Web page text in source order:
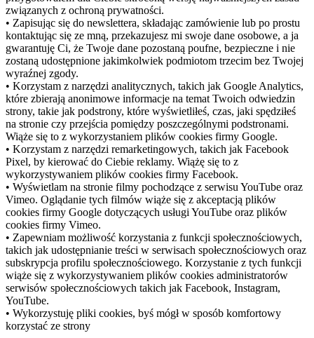
związanych z ochroną prywatności.
• Zapisując się do newslettera, składając zamówienie lub po prostu
kontaktując się ze mną, przekazujesz mi swoje dane osobowe, a ja
gwarantuję Ci, że Twoje dane pozostaną poufne, bezpieczne i nie
zostaną udostępnione jakimkolwiek podmiotom trzecim bez Twojej
wyraźnej zgody.
• Korzystam z narzędzi analitycznych, takich jak Google Analytics,
które zbierają anonimowe informacje na temat Twoich odwiedzin
strony, takie jak podstrony, które wyświetliłeś, czas, jaki spędziłeś
na stronie czy przejścia pomiędzy poszczególnymi podstronami.
Wiąże się to z wykorzystaniem plików cookies firmy Google.
• Korzystam z narzędzi remarketingowych, takich jak Facebook
Pixel, by kierować do Ciebie reklamy. Wiążę się to z
wykorzystywaniem plików cookies firmy Facebook.
• Wyświetlam na stronie filmy pochodzące z serwisu YouTube oraz
Vimeo. Oglądanie tych filmów wiąże się z akceptacją plików
cookies firmy Google dotyczących usługi YouTube oraz plików
cookies firmy Vimeo.
• Zapewniam możliwość korzystania z funkcji społecznościowych,
takich jak udostępnianie treści w serwisach społecznościowych oraz
subskrypcja profilu społecznościowego. Korzystanie z tych funkcji
wiąże się z wykorzystywaniem plików cookies administratorów
serwisów społecznościowych takich jak Facebook, Instagram,
YouTube.
• Wykorzystuję pliki cookies, byś mógł w sposób komfortowy
korzystać ze strony